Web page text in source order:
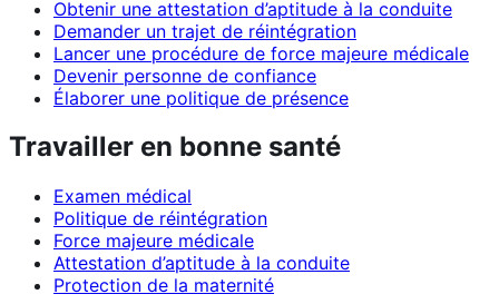
Obtenir une attestation d’aptitude à la conduite
Demander un trajet de réintégration
Lancer une procédure de force majeure médicale
Devenir personne de confiance
Élaborer une politique de présence
Travailler en bonne santé
Examen médical
Politique de réintégration
Force majeure médicale
Attestation d’aptitude à la conduite
Protection de la maternité